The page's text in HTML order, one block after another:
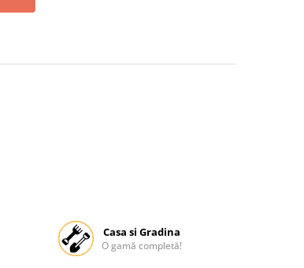
Casa si Gradina
O gamă completă!